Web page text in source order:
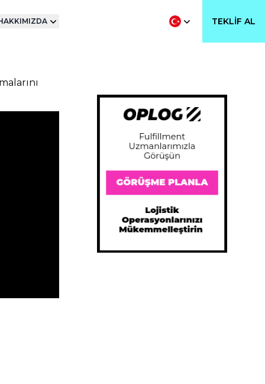
TEKLIF AL